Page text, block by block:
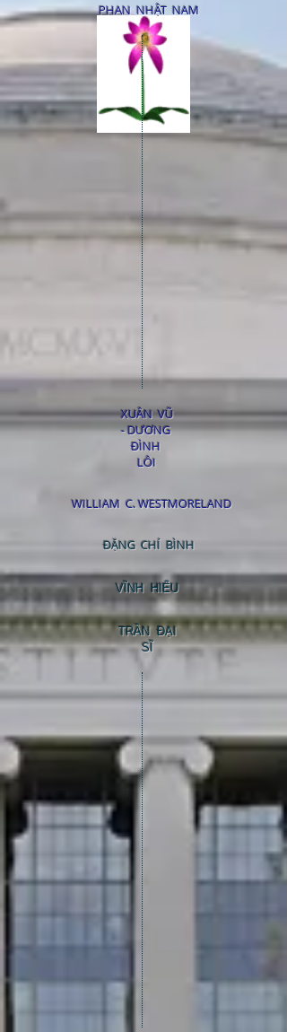
PHAN NHẬT NAM
XUÂN VŨ
- DƯƠNG
ĐÌNH
LÔI
WILLIAM C. WESTMORELAND
ĐẶNG CHÍ BÌNH
VĨNH HIẾU
TRẦN ĐẠI
SĨ